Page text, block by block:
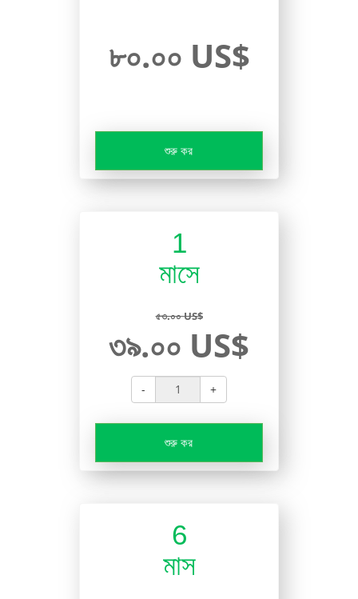
৮০.০০ US$
শুরু কর
1
মাসে
৫৩.০০ US$
৩৯.০০ US$
- +
শুরু কর
6
মাস